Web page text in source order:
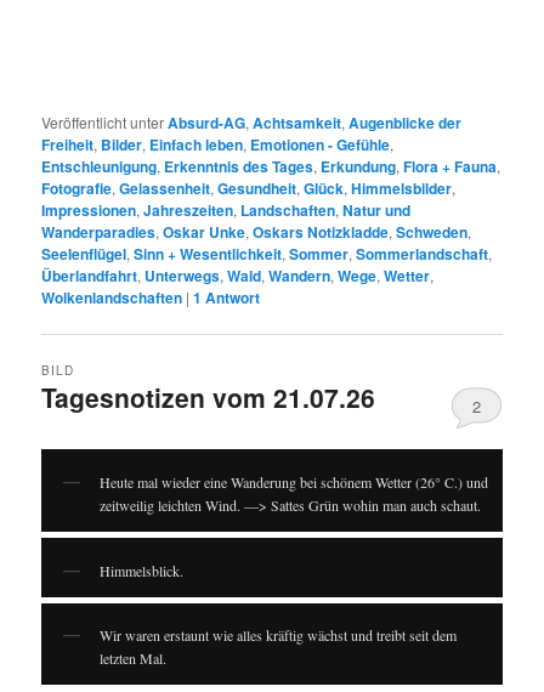
Veröffentlicht unterAbsurd-AG,Achtsamkeit,Augenblicke der
Freiheit, Bilder, Einfach leben, Emotionen - Gefühle,
Entschleunigung, Erkenntnis des Tages, Erkundung,Flora + Fauna,
Fotografie,Gelassenheit,Gesundheit,Glück,Himmelsbilder,
Impressionen,Jahreszeiten, Landschaften,Natur und
Wanderparadies,Oskar Unke,Oskars Notizkladde,Schweden,
Seelenflügel,Sinn + Wesentlichkeit,Sommer,Sommerlandschaft,
Überlandfahrt, Unterwegs,Wald,Wandern,Wege,Wetter,
Wolkenlandschaften |1 Antwort
Tagesnotizen vom 21.07.26
BILD
2
Heute mal wieder eine Wanderung bei schönem Wetter (26° C.) und
zeitweilig leichten Wind. —> Sattes Grün wohin man auch schaut.
Himmelsblick.
Wir waren erstaunt wie alles kräftig wächst und treibt seit dem
letzten Mal.